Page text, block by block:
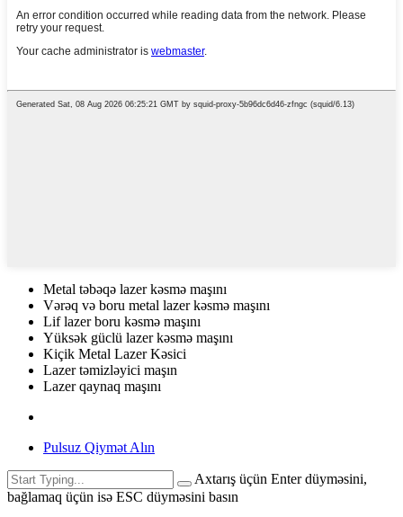
Metal təbəqə lazer kəsmə maşını
Vərəq və boru metal lazer kəsmə maşını
Lif lazer boru kəsmə maşını
Yüksək güclü lazer kəsmə maşını
Kiçik Metal Lazer Kəsici
Lazer təmizləyici maşın
Lazer qaynaq maşını
Pulsuz Qiymət Alın
Axtarış üçün Enter düyməsini,
bağlamaq üçün isə ESC düyməsini basın